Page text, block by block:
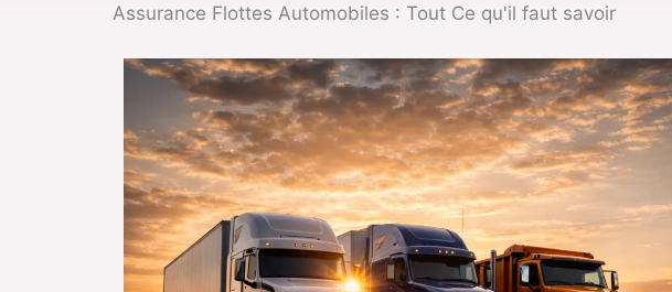
Assurance Flottes Automobiles : Tout Ce qu'il faut savoir